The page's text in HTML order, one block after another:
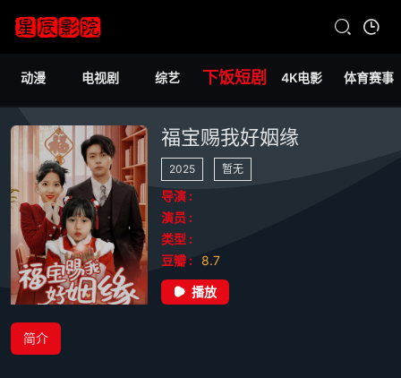
动漫 电视剧 综艺 下饭短剧 4K电影 体育赛事
福宝赐我好姻缘
2025 暂无
导演 :
演员 :
类型 :
豆瓣 :
8.7
播放
简介